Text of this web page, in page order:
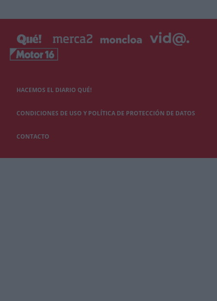
HACEMOS EL DIARIO QUÉ!
CONDICIONES DE USO Y POLÍTICA DE PROTECCIÓN DE DATOS
CONTACTO